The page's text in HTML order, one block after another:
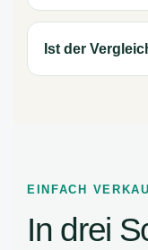
Ist der
EINFACH
In drei